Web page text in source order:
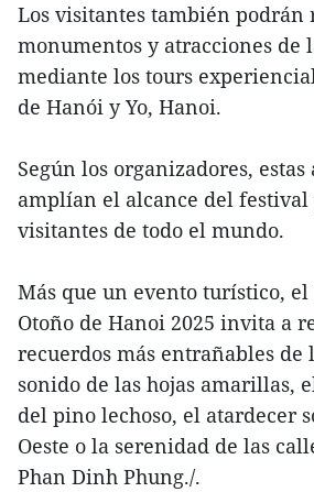
Los visitantes también podrán
monumentos y atracciones de
mediante los tours
de Hanói y Yo, Hanoi.
Según los organizadores,
amplían el alcance del festival
visitantes de todo el mundo.
Más que un evento turístico, el
Otoño de Hanoi 2025 invita a
recuerdos más entrañables de
sonido de las hojas amarillas,
del pino lechoso, el atardecer
Oeste o la serenidad de las
Phan Dinh Phung./.